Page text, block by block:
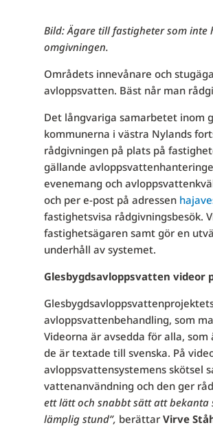
Bild: Ägare till fastigheter som
omgivningen.
Områdets innevånare och
avloppsvatten. Bäst når man
Det långvariga samarbetet inom
kommunerna i västra Nylands
rådgivningen på plats på
gällande
evenemang och
och per e-post på adressen
fastighetsvisa rådgivningsbesök.
fastighetsägaren samt gör en
underhåll av systemet.
Glesbygdsavloppsvatten videor
avloppsvattenbehandling, som
Videorna är avsedda för alla,
de är textade till svenska. På
avloppsvattensystemens skötsel
vattenanvändning och den ger
ett lätt och snabbt sätt att
lämplig stund”, berättar Virve